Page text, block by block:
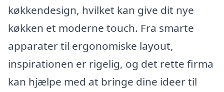
køkkendesign, hvilket kan give dit nye
køkken et moderne touch. Fra smarte
apparater til ergonomiske layout,
inspirationen er rigelig, og det rette firma
kan hjælpe med at bringe dine ideer til